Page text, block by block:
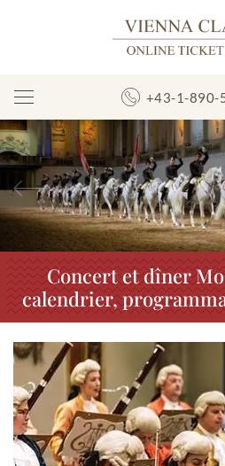
Afficher/masquer
la
navigation
+43-1-890-
Précédent
Concert et dîner
calendrier,